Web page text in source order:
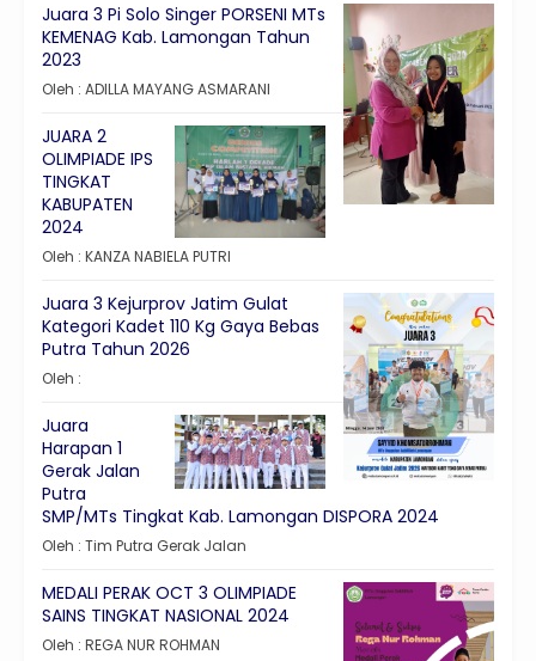
Juara 3 Pi Solo Singer PORSENI MTs
KEMENAG Kab. Lamongan Tahun
2023
Oleh : ADILLA MAYANG ASMARANI
JUARA 2
OLIMPIADE IPS
TINGKAT
KABUPATEN
2024
Oleh : KANZA NABIELA PUTRI
Juara 3 Kejurprov Jatim Gulat
Kategori Kadet 110 Kg Gaya Bebas
Putra Tahun 2026
Oleh :
Juara
Harapan 1
Gerak Jalan
Putra
SMP/MTs Tingkat Kab. Lamongan DISPORA 2024
Oleh : Tim Putra Gerak Jalan
MEDALI PERAK OCT 3 OLIMPIADE
SAINS TINGKAT NASIONAL 2024
Oleh : REGA NUR ROHMAN